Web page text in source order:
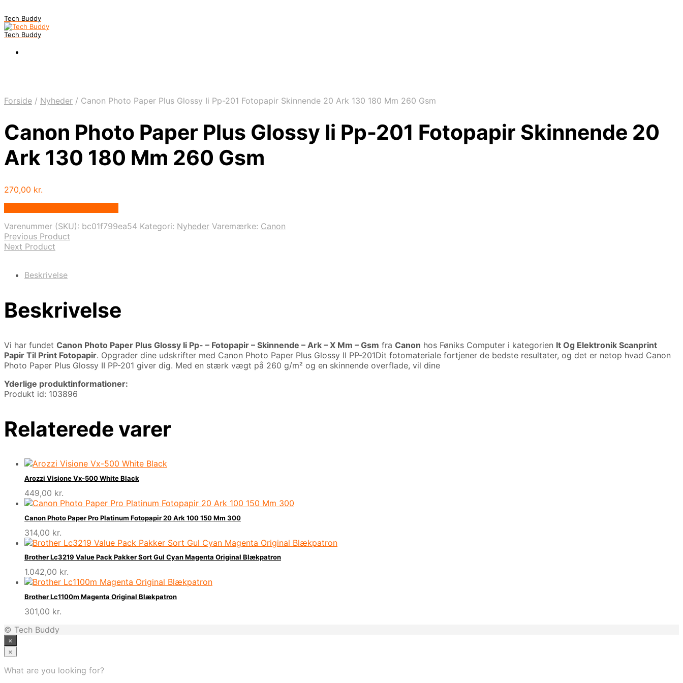
Tech Buddy
Tech Buddy
Forside / Nyheder / Canon Photo Paper Plus Glossy Ii Pp-201 Fotopapir Skinnende 20 Ark 130 180 Mm 260 Gsm
Canon Photo Paper Plus Glossy Ii Pp-201 Fotopapir Skinnende 20
Ark 130 180 Mm 260 Gsm
270,00 kr.
Varenummer (SKU): bc01f799ea54 Kategori: Nyheder Varemærke: Canon
Previous Product
Next Product
Beskrivelse
Beskrivelse
Vi har fundet Canon Photo Paper Plus Glossy Ii Pp- – Fotopapir – Skinnende – Ark – X Mm – Gsm fra Canon hos Føniks Computer i kategorien It Og Elektronik Scanprint
Papir Til Print Fotopapir. Opgrader dine udskrifter med Canon Photo Paper Plus Glossy II PP-201Dit fotomateriale fortjener de bedste resultater, og det er netop hvad Canon
Photo Paper Plus Glossy II PP-201 giver dig. Med en stærk vægt på 260 g/m² og en skinnende overflade, vil dine
Yderlige produktinformationer:
Produkt id: 103896
Relaterede varer
Arozzi Visione Vx-500 White Black
449,00 kr.
Canon Photo Paper Pro Platinum Fotopapir 20 Ark 100 150 Mm 300
314,00 kr.
Brother Lc3219 Value Pack Pakker Sort Gul Cyan Magenta Original Blækpatron
1.042,00 kr.
Brother Lc1100m Magenta Original Blækpatron
301,00 kr.
© Tech Buddy
×
×
What are you looking for?